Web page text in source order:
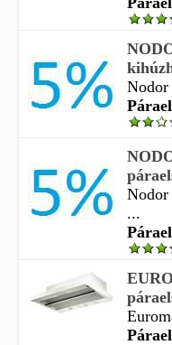
Nodor
Nodor
...